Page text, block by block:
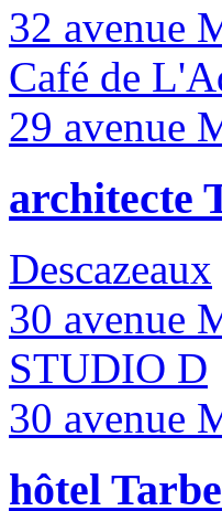
32 avenue
Café de
29 avenue
architecte
Descazeaux
30 avenue
STUDIO D
30 avenue
hôtel